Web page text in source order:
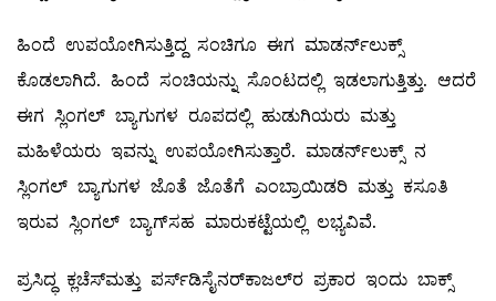
ಹಿಂದೆ ಉಪಯೋಗಿಸುತ್ತಿದ್ದ ಸಂಚಿಗೂ ಈಗ ಮಾಡರ್ನ್‌ಲುಕ್ಸ್
ಕೊಡಲಾಗಿದೆ. ಹಿಂದೆ ಸಂಚಿಯನ್ನು ಸೊಂಟದಲ್ಲಿ ಇಡಲಾಗುತ್ತಿತ್ತು. ಆದರೆ
ಈಗ ಸ್ಲಿಂಗಲ್ ಬ್ಯಾಗುಗಳ ರೂಪದಲ್ಲಿ ಹುಡುಗಿಯರು ಮತ್ತು
ಮಹಿಳೆಯರು ಇವನ್ನು ಉಪಯೋಗಿಸುತ್ತಾರೆ. ಮಾಡರ್ನ್‌ಲುಕ್ಸ್ ನ
ಸ್ಲಿಂಗಲ್ ಬ್ಯಾಗುಗಳ ಜೊತೆ ಜೊತೆಗೆ ಎಂಬ್ರಾಯಿಡರಿ ಮತ್ತು ಕಸೂತಿ
ಇರುವ ಸ್ಲಿಂಗಲ್ ಬ್ಯಾಗ್‌ಸಹ ಮಾರುಕಟ್ಟೆಯಲ್ಲಿ ಲಭ್ಯವಿವೆ.
ಪ್ರಸಿದ್ಧ ಕ್ಲಚೆಸ್‌ಮತ್ತು ಪರ್ಸ್‌ಡಿಸೈನರ್‌ಕಾಜಲ್‌ರ ಪ್ರಕಾರ ಇಂದು ಬಾಕ್ಸ್